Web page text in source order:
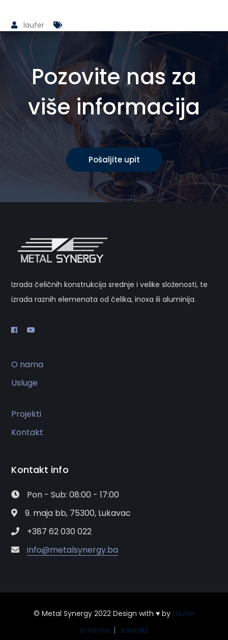
laufer
Pozovite nas za
više informacija
Pošaljite upit
Izrada čeličnih konstrukcija srednje i velike složenosti, te
izrada raznih elemenata od čelika, inoxa ili aluminija.
O nama
Usluge
Projekti
Kontakt
Kontakt info
Pon - Sub: 08:00 - 17:00
9. maja bb, 75300, Lukavac
+387 62 030 022
info@metalsynergy.ba
© Metal Synergy 2022 Design with ♥ by Laufer
O nama
Kontakt